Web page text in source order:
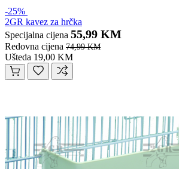
-25%
2GR kavez za hrčka
Specijalna cijena 55,99 KM
Redovna cijena 74,99 KM
Ušteda 19,00 KM